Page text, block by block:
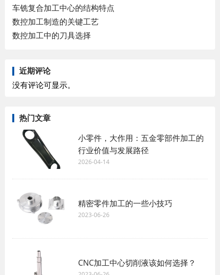
车铣复合加工中心的结构特点
数控加工制造的关键工艺
数控加工中的刀具选择
近期评论
没有评论可显示。
热门文章
小零件，大作用：五金零部件加工的
行业价值与发展路径
2026-04-14
精密零件加工的一些小技巧
2023-06-26
CNC加工中心​切削液该如何选择？